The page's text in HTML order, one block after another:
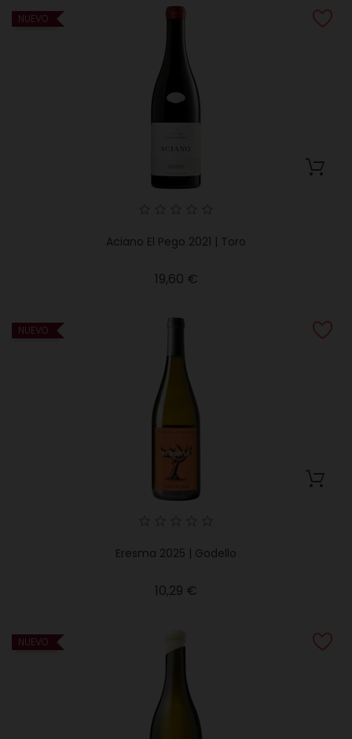
NUEVO
Aciano El Pego 2021 | Toro
19,60 €
NUEVO
Eresma 2025 | Godello
10,29 €
NUEVO